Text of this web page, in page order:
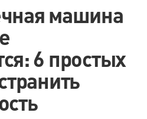
машина
6 простых